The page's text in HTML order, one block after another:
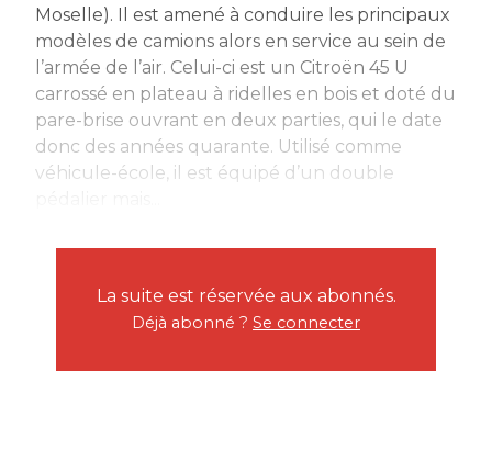
Moselle). Il est amené à conduire les principaux
modèles de camions alors en service au sein de
l’armée de l’air. Celui-ci est un Citroën 45 U
carrossé en plateau à ridelles en bois et doté du
pare-brise ouvrant en deux parties, qui le date
donc des années quarante. Utilisé comme
véhicule-école, il est équipé d’un double
La suite est réservée aux abonnés.
Déjà abonné ? Se connecter